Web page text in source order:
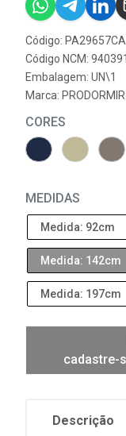
Código:
Código NCM:
Embalagem: UN\1
Marca: PRODORMIR
CORES
MEDIDAS
Medida: 92cm
Medida: 142cm
Medida: 197cm
cadastre-
Descrição